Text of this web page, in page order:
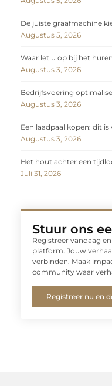
De juiste graafmachine
Augustus 5, 2026
Waar let u op bij het
Augustus 3, 2026
Bedrijfsvoering
Augustus 3, 2026
Een laadpaal kopen: dit
Augustus 3, 2026
Het hout achter een
Juli 31, 2026
Stuur ons
Registreer vandaag
platform. Jouw
verbinden. Maak
community waar
Registreer nu en